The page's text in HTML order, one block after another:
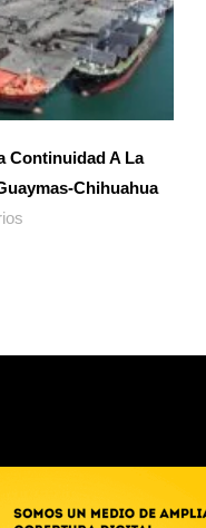
Continuidad A La
Chihuahua